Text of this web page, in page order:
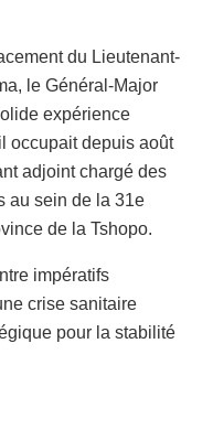
du Lieutenant-
le Général-Major
expérience
occupait depuis août
adjoint chargé des
au sein de la 31e
de la Tshopo.
impératifs
crise sanitaire
pour la stabilité